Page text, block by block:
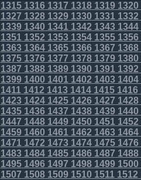
131513161317 131813191320
1327 13281329133013311332
1339134013411342 13431344
13511352 1353135413551356
13631364136513661367 1368
137513761377 137813791380
1387 13881389139013911392
1399140014011402 14031404
14111412 1413141414151416
14231424142514261427 1428
143514361437 143814391440
1447 14481449145014511452
1459146014611462 14631464
14711472 1473147414751476
14831484148514861487 1488
149514961497 149814991500
1507 15081509151015111512